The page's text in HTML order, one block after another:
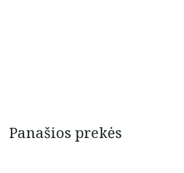
Panašios prekės